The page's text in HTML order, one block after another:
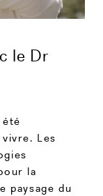
le Dr
Les
la
paysage du